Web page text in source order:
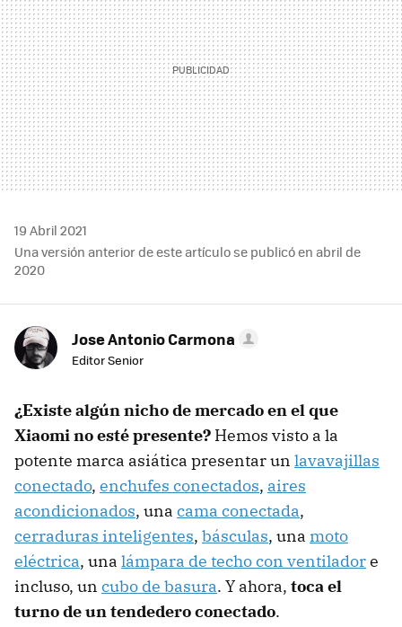
19 Abril 2021
Una versión anterior de este artículo se publicó en abril de
2020
Jose Antonio Carmona
Editor Senior
¿Existe algún nicho de mercado en el que
Xiaomi no esté presente? Hemos visto a la
potente marca asiática presentar un lavavajillas
conectado, enchufes conectados, aires
acondicionados, una cama conectada,
cerraduras inteligentes, básculas, una moto
eléctrica, una lámpara de techo con ventiladore
incluso, un cubo de basura. Y ahora, toca el
turno de un tendedero conectado.